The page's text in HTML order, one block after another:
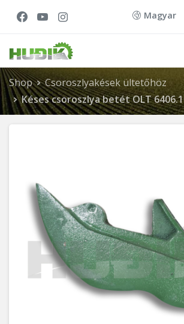
Magyar
Shop
Csoroszlyakések ültetőhöz
Késes csoroszlya betét OLT